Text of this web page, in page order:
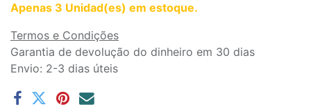
Apenas 3 Unidad(es) em estoque.
Termos e Condições
Garantia de devolução do dinheiro em 30 dias
Envio: 2-3 dias úteis